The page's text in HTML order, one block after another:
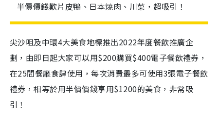
半價價錢歎片皮鴨、日本燒肉、川菜，超吸引！
尖沙咀及中環4大美食地標推出2022年度餐飲推廣企
劃，由即日起大家可以用$200購買$400電子餐飲禮券，
在25間餐廳食肆使用，每次消費最多可使用3張電子餐飲
禮券，相等於用半價價錢享用$1200的美食，非常吸
引！